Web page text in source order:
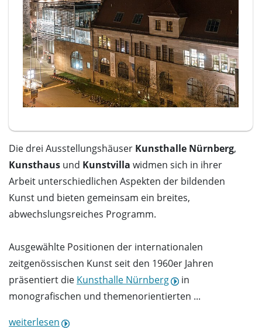
Die drei Ausstellungshäuser Kunsthalle Nürnberg,
Kunsthaus und Kunstvilla widmen sich in ihrer
Arbeit unterschiedlichen Aspekten der bildenden
Kunst und bieten gemeinsam ein breites,
abwechslungsreiches Programm.
Ausgewählte Positionen der internationalen
zeitgenössischen Kunst seit den 1960er Jahren
präsentiert die Kunsthalle Nürnberg
in
monografischen und themenorientierten ...
weiterlesen